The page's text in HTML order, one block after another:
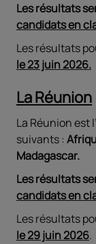
Les résultats
candidats en
Les résultats
le 23 juin 2026.
La Réunion
La Réunion est
suivants :
Madagascar.
Les résultats
candidats en
Les résultats
le 29 juin 2026.